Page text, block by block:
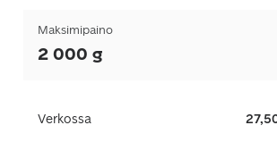
Maksimipaino
2 000 g
Verkossa